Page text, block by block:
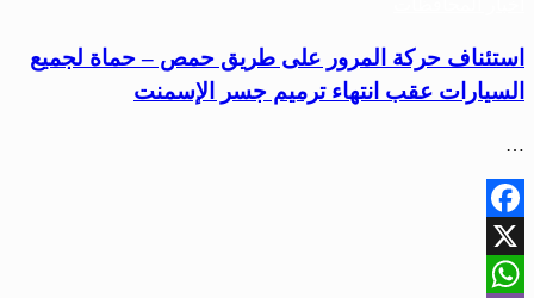
استئناف حركة المرور على طريق حمص – حماة لجميع
السيارات عقب انتهاء ترميم جسر الإسمنت
…
Facebook
X